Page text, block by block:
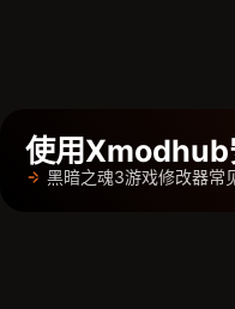
使用Xmodhub
黑暗之魂3游戏修改器常